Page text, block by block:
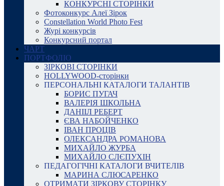
КОНКУРСНІ СТОРІНКИ
Фотоконкурс Алеї Зірок
Constellation World Photo Fest
Журі конкурсів
Конкурсний портал
ЧАРТ
ПОРТФОЛІО
ЗІРКОВІ СТОРІНКИ
HOLLYWOOD-сторінки
ПЕРСОНАЛЬНІ КАТАЛОГИ ТАЛАНТІВ
БОРИС ПУГАЧ
ВАЛЕРІЯ ШКОЛЬНА
ДАНІІЛ РЕБЕРТ
ЄВА НАБОЙЧЕНКО
ІВАН ПРОЦІВ
ОЛЕКСАНДРА РОМАНОВА
МИХАЙЛО ЖУРБА
МИХАЙЛО СЛЄПУХІН
ПЕДАГОГІЧНІ КАТАЛОГИ ВЧИТЕЛІВ
МАРИНА СЛЮСАРЕНКО
ОТРИМАТИ ЗІРКОВУ СТОРІНКУ